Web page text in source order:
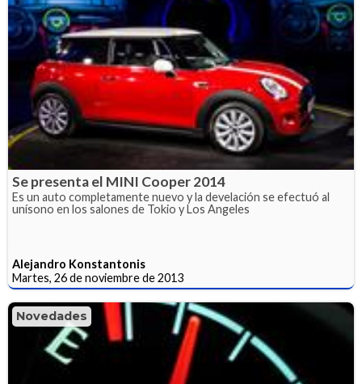
Se presenta el MINI Cooper 2014
Es un auto completamente nuevo y la develación se efectuó al
unísono en los salones de Tokio y Los Angeles
Alejandro Konstantonis
Martes, 26 de noviembre de 2013
Novedades